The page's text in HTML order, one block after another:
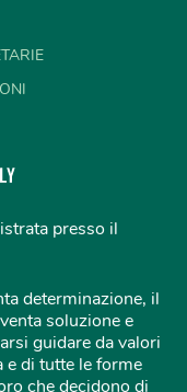
presso il
determinazione, il
soluzione e
guidare da valori
e di tutte le forme
che decidono di